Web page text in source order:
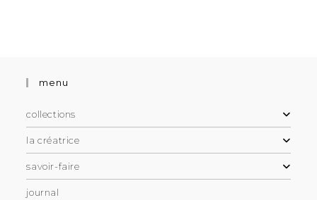
menu
collections
la créatrice
savoir-faire
journal